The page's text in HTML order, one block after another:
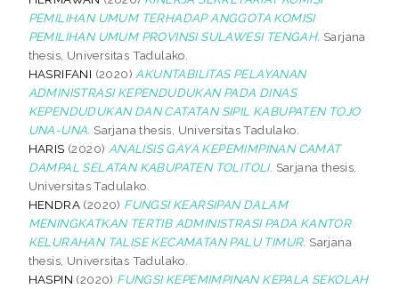
PEMILIHAN UMUM TERHADAP ANGGOTA KOMISI
PEMILIHAN UMUM PROVINSI SULAWESI TENGAH. Sarjana
thesis, Universitas Tadulako.
HASRIFANI (2020) AKUNTABILITAS PELAYANAN
ADMINISTRASI KEPENDUDUKAN PADA DINAS
KEPENDUDUKAN DAN CATATAN SIPIL KABUPATEN TOJO
UNA-UNA. Sarjana thesis, Universitas Tadulako.
HARIS (2020) ANALISIS GAYA KEPEMIMPINAN CAMAT
DAMPAL SELATAN KABUPATEN TOLITOLI. Sarjana thesis,
Universitas Tadulako.
HENDRA (2020) FUNGSI KEARSIPAN DALAM
MENINGKATKAN TERTIB ADMINISTRASI PADA KANTOR
KELURAHAN TALISE KECAMATAN PALU TIMUR. Sarjana
thesis, Universitas Tadulako.
HASPIN (2020) FUNGSI KEPEMIMPINAN KEPALA SEKOLAH